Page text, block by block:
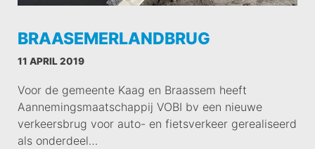
BRAASEMERLANDBRUG
11 APRIL 2019
Voor de gemeente Kaag en Braassem heeft
Aannemingsmaatschappij VOBI bv een nieuwe
verkeersbrug voor auto- en fietsverkeer gerealiseerd
als onderdeel…